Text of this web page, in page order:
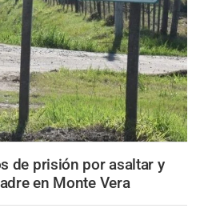
de prisión por asaltar y
en Monte Vera